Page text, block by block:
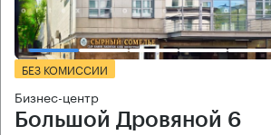
БЕЗ КОМИССИИ
Бизнес-центр
Большой Дровяной 6